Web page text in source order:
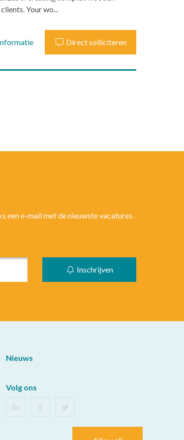
Your wo...
Direct solliciteren
een e-mail met de nieuwste vacatures.
Inschrijven
Nieuws
Volg ons